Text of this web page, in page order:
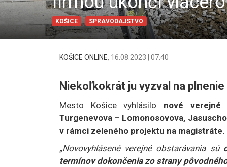
KOŠICE SPRAVODAJSTVO
KOŠICE ONLINE, 16.08.2023 | 07:40
Niekoľkokrát ju vyzval na plnenie
Mesto Košice vyhlásilo nové verejné
Turgenevova – Lomonosovova,
v rámci zeleného projektu na magistráte.
„Novovyhlásené verejné obstarávania sú
termínov dokončenia zo strany